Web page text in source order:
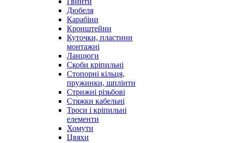
Дюбеля
Карабіни
Кронштейни
Куточки, пластини
монтажні
Ланцюги
Скоби кріпильні
Стопорні кільця,
пружинки, шплінти
Стрижні різьбові
Стяжки кабельні
Троси і кріпильні
елементи
Хомути
Цвяхи